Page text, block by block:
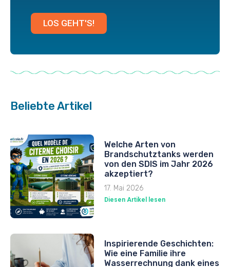
LOS GEHT'S!
Beliebte Artikel
Welche Arten von
Brandschutztanks werden
von den SDIS im Jahr 2026
akzeptiert?
17. Mai 2026
Diesen Artikel lesen
Inspirierende Geschichten:
Wie eine Familie ihre
Wasserrechnung dank eines